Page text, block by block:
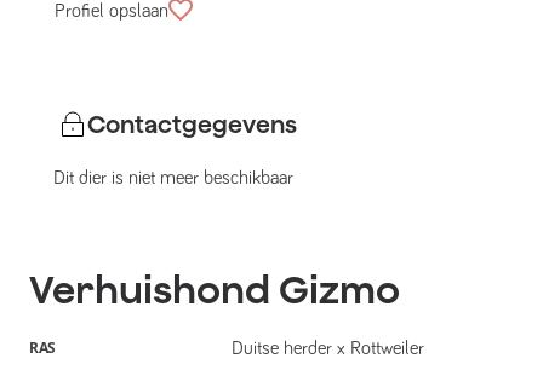
Profiel opslaan
Contactgegevens
Dit dier is niet meer beschikbaar
Verhuishond Gizmo
RAS Duitse herder x Rottweiler